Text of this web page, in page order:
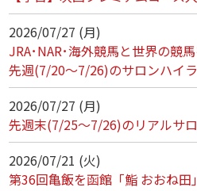
2026/07/27 (月)
JRA･NAR･海外競馬と世界の競
先週(7/20～7/26)のサロンハイ
2026/07/27 (月)
先週末(7/25～7/26)のリアルサ
2026/07/21 (火)
第36回亀飯を函館「鮨 おおね田